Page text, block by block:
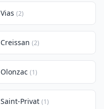
Vias (2)
Creissan (2)
Olonzac (1)
Saint-Privat (1)